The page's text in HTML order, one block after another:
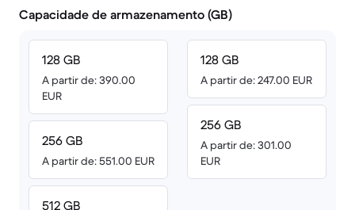
Capacidade de armazenamento (GB)
128 GB
A partir de: 390.00
EUR
256 GB
A partir de: 551.00 EUR
512 GB
128 GB
A partir de: 247.00 EUR
256 GB
A partir de: 301.00
EUR